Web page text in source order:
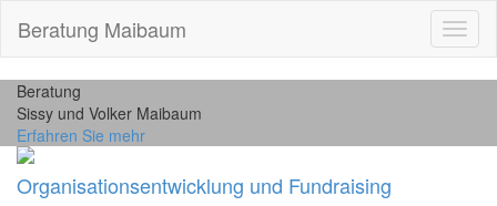
Beratung Maibaum
Beratung
Sissy und Volker Maibaum
Erfahren Sie mehr
Organisationsentwicklung und Fundraising